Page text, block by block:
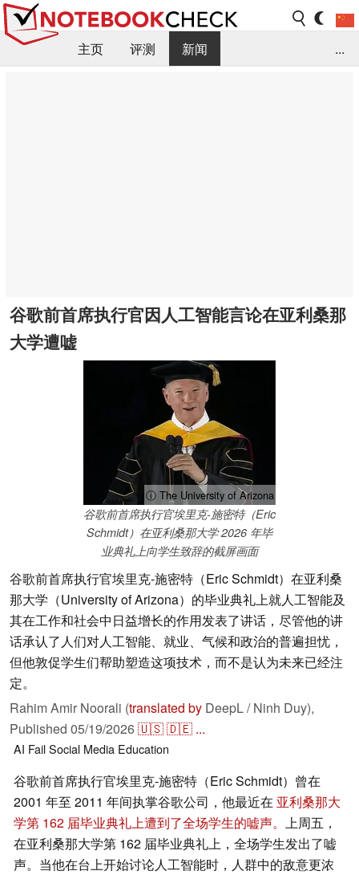
主页 评测
新闻
...
谷歌前首席执行官因人工智能言论在亚利桑那
大学遭嘘
ⓘ The University of Arizona
谷歌前首席执行官埃里克-施密特（Eric
Schmidt）在亚利桑那大学 2026 年毕
业典礼上向学生致辞的截屏画面
谷歌前首席执行官埃里克-施密特（Eric Schmidt）在亚利桑
那大学（University of Arizona）的毕业典礼上就人工智能及
其在工作和社会中日益增长的作用发表了讲话，尽管他的讲
话承认了人们对人工智能、就业、气候和政治的普遍担忧，
但他敦促学生们帮助塑造这项技术，而不是认为未来已经注
定。
Rahim Amir Noorali (translated by DeepL / Ninh Duy),
Published 05/19/2026🇺🇸🇩🇪 ...
AI FailSocial Media Education
谷歌前首席执行官埃里克-施密特（Eric Schmidt）曾在
2001 年至 2011 年间执掌谷歌公司，他最近在 亚利桑那大
学第 162 届毕业典礼上遭到了全场学生的嘘声。 上周五，
在亚利桑那大学第 162 届毕业典礼上，全场学生发出了嘘
声。当他在台上开始讨论人工智能时，人群中的敌意更浓